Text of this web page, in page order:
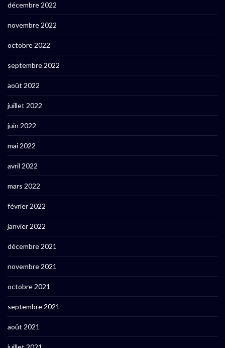
décembre 2022
novembre 2022
octobre 2022
septembre 2022
août 2022
juillet 2022
juin 2022
mai 2022
avril 2022
mars 2022
février 2022
janvier 2022
décembre 2021
novembre 2021
octobre 2021
septembre 2021
août 2021